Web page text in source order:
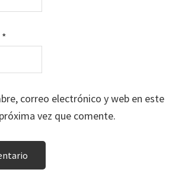
*
correo electrónico y web en este
vez que comente.